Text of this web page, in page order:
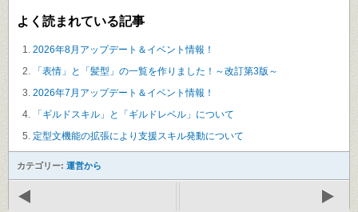
よく読まれている記事
2026年8月アップデート＆イベント情報！
「表情」と「髪型」の一覧を作りました！～改訂第3版～
2026年7月アップデート＆イベント情報！
「ギルドスキル」と「ギルドレベル」について
定型文機能の拡張により支援スキル発動について
カテゴリー: 運営から